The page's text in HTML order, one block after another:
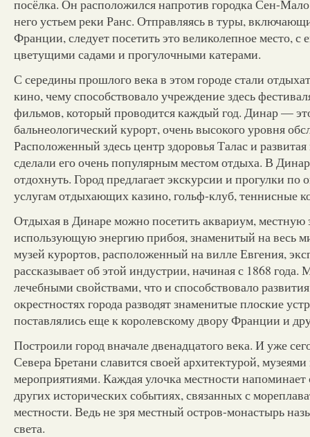
посёлка. Он расположился напротив городка Сен-
него устьем реки Ранс. Отправляясь в туры,
Франции, следует посетить это великолепное место, с
цветущими садами и прогулочными катерами.
С середины прошлого века в этом городе стали
кино, чему способствовало учреждение здесь
фильмов, который проводится каждый год. Динар —
бальнеологический курорт, очень высокого уровня
Расположенный здесь центр здоровья Талас и
сделали его очень популярным местом отдыха. В
отдохнуть. Город предлагает экскурсии и прогулки по
услугам отдыхающих казино, гольф-клуб, теннисные
Отдыхая в Динаре можно посетить аквариум, местную
использующую энергию прибоя, знаменитый на весь
музей курортов, расположенный на вилле Евгения,
рассказывает об этой индустрии, начиная с 1868 года.
лечебными свойствами, что и способствовало
окрестностях города разводят знаменитые плоские
поставлялись еще к королевскому двору Франции и
Построили город вначале двенадцатого века. И уже
Севера Бретани славится своей архитектурой,
мероприятиями. Каждая улочка местности напоминает
других исторических событиях, связанных с
местности. Ведь не зря местный остров-монастырь
света.